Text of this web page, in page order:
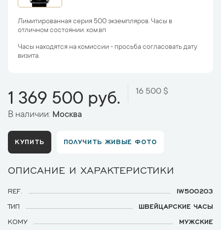
Лимитированная серия 500 экземпляров. Часы в
отличном состоянии. ком.вп
Часы находятся на комиссии - просьба согласовать дату
визита.
1 369 500 руб. 16 500 $
В наличии: Москва
КУПИТЬ ПОЛУЧИТЬ ЖИВЫЕ ФОТО
ОПИСАНИЕ И ХАРАКТЕРИСТИКИ
REF.
IW500203
ТИП
ШВЕЙЦАРСКИЕ ЧАСЫ
КОМУ
МУЖСКИЕ